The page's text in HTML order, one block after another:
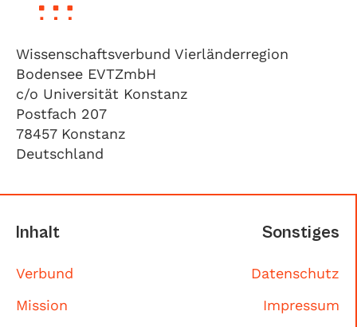
Wissenschaftsverbund Vierländerregion
Bodensee EVTZmbH
c/o Universität Konstanz
Postfach 207
78457 Konstanz
Deutschland
Inhalt
Verbund
Mission
Sonstiges
Datenschutz
Impressum